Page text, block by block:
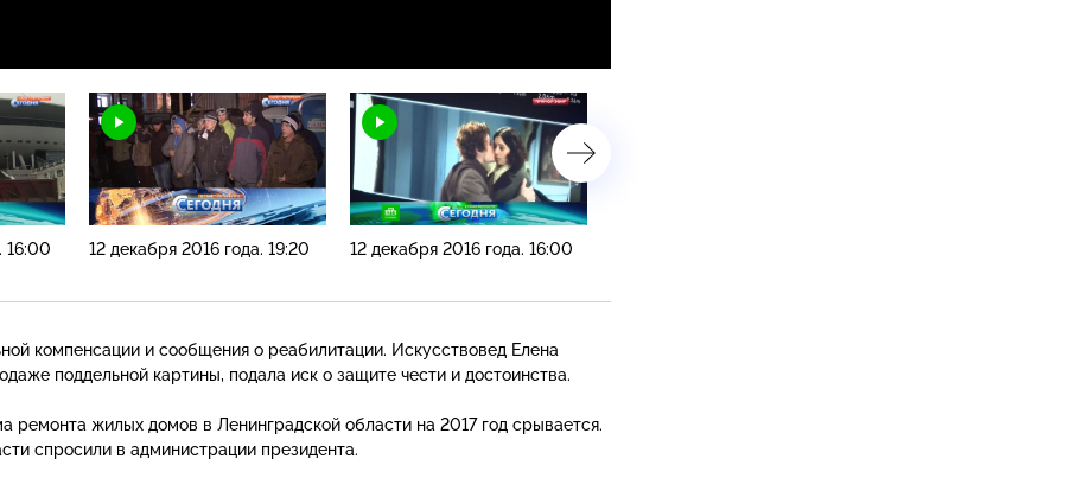
16:00 12 декабря 2016 года. 19:20 12 декабря 2016 года. 16:00
компенсации и сообщения о реабилитации. Искусствовед Елена
поддельной картины, подала иск о защите чести и достоинства.
ремонта жилых домов в Ленинградской области на 2017 год срывается.
спросили в администрации президента.